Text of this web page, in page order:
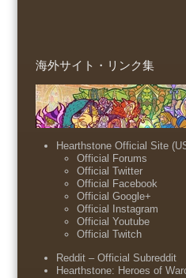
海外サイト・リンク集
Hearthstone Official Site
Official Forums
Official Twitter
Official Facebook
Official Google+
Official Instagram
Official Youtube
Official Twitch
Reddit – Official Subreddit
Hearthstone: Heroes of